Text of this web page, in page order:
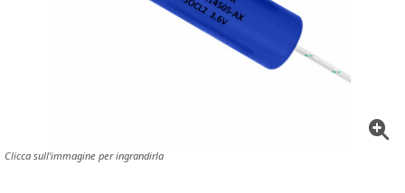
Clicca sull'immagine per ingrandirla